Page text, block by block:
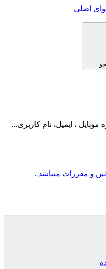
اصلی
موبایل ، ایمیل، نام کاربری...
و مقررات میباشد .